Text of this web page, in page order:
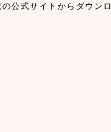
公式サイトからダウン